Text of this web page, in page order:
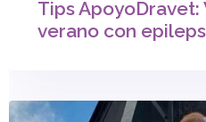
Tips ApoyoDravet:
verano con